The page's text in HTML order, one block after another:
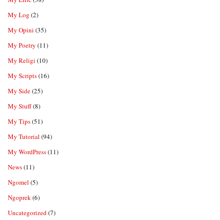
My Log (2)
My Opini (35)
My Poetry (11)
My Religi (10)
My Scripts(16)
My Side(25)
My Stuff(8)
My Tips(51)
My Tutorial (94)
My WordPress(11)
News(11)
Ngomel (5)
Ngoprek(6)
Uncategorized(7)